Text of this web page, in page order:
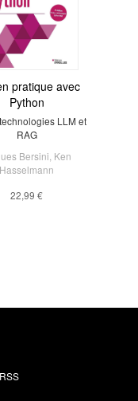
pratique avec
Python
LLM et
RAG
Bersini Ken
Hasselmann
22,99 €